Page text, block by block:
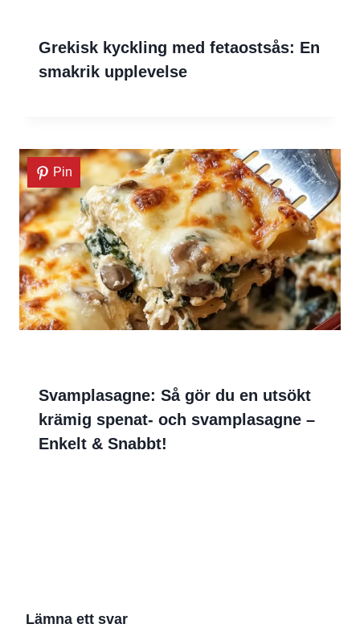
Grekisk kyckling med fetaostsås: En
smakrik upplevelse
Pin
Svamplasagne: Så gör du en utsökt
krämig spenat- och svamplasagne –
Enkelt & Snabbt!
Lämna ett svar